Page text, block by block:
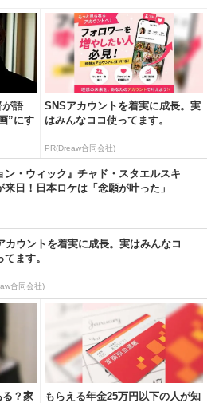
が語
”にす
SNSアカウントを着実に成長。実
はみんなココ使ってます。
PR(Dreaw合同会社)
ン・ウィック』チャド・スタエルスキ
来日！日本ロケは「念願が叶った」
カウントを着実に成長。実はみんなコ
てます。
合同会社)
る？家
もらえる年金25万円以下の人が知